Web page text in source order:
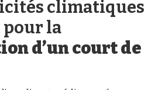
climatiques
pour la
d’un court de